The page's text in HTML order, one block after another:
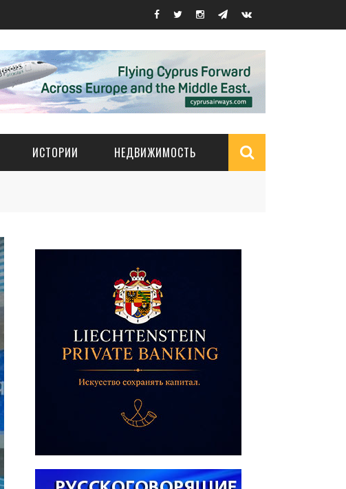
ИСТОРИИ НЕДВИЖИМОСТЬ